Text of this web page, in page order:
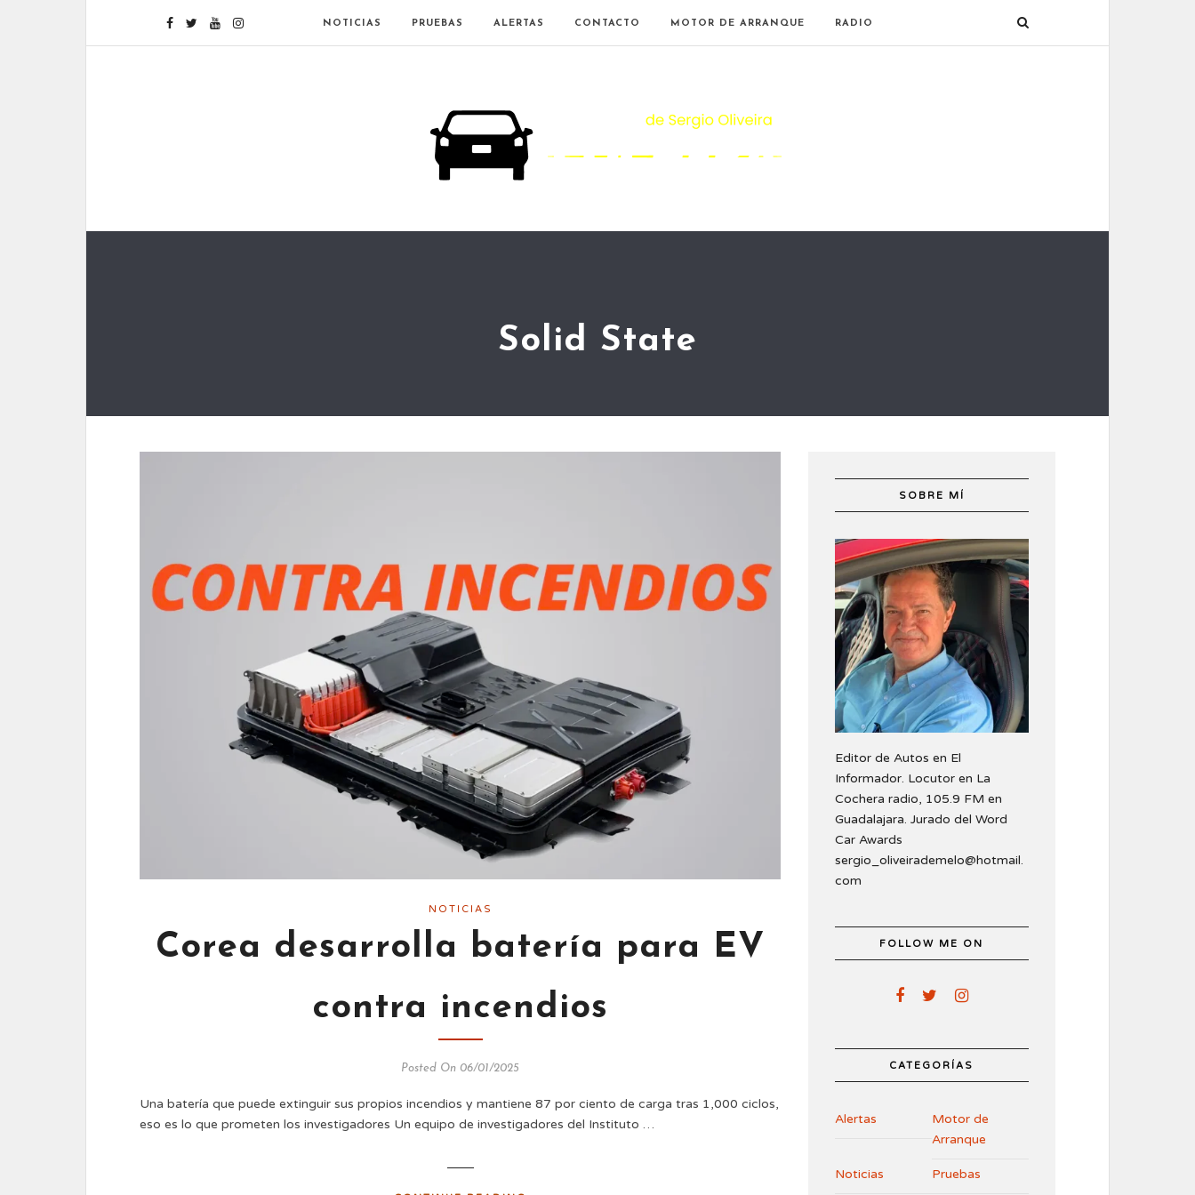
NOTICIAS PRUEBAS ALERTAS CONTACTO MOTOR DE ARRANQUE RADIO
Solid State
NOTICIAS
Corea desarrolla batería para EV
contra incendios
Posted On 06/01/2025
Una batería que puede extinguir sus propios incendios y mantiene 87 por ciento de carga tras 1,000 ciclos,
eso es lo que prometen los investigadores Un equipo de investigadores del Instituto …
SOBRE MÍ
Editor de Autos en El
Informador. Locutor en La
Cochera radio, 105.9 FM en
Guadalajara. Jurado del Word
Car Awards
sergio_oliveirademelo@hotmail.
com
FOLLOW ME ON
CATEGORÍAS
Alertas
Motor de
Arranque
Noticias Pruebas